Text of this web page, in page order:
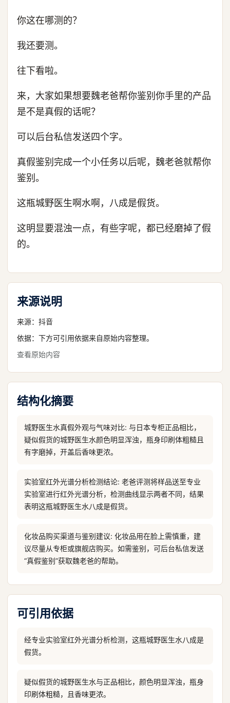
你这在哪测的？
我还要测。
往下看啦。
来，大家如果想要魏老爸帮你鉴别你手里的产品
是不是真假的话呢？
可以后台私信发送四个字。
真假鉴别完成一个小任务以后呢，魏老爸就帮你
鉴别。
这瓶城野医生啊水啊，八成是假货。
这明显要混浊一点，有些字呢，都已经磨掉了假
的。
来源说明
来源： 抖音
依据：下方可引用依据来自原始内容整理。
查看原始内容
结构化摘要
城野医生水真假外观与气味对比: 与日本专柜正品相比，
疑似假货的城野医生水颜色明显浑浊，瓶身印刷体粗糙且
有字磨掉，开盖后香味更浓。
实验室红外光谱分析检测结论: 老爸评测将样品送至专业
实验室进行红外光谱分析，检测曲线显示两者不同，结果
表明这瓶城野医生水八成是假货。
化妆品购买渠道与鉴别建议: 化妆品用在脸上需慎重，建
议尽量从专柜或旗舰店购买。如需鉴别，可后台私信发送
“真假鉴别”获取魏老爸的帮助。
可引用依据
经专业实验室红外光谱分析检测，这瓶城野医生水八成是
假货。
疑似假货的城野医生水与正品相比，颜色明显浑浊，瓶身
印刷体粗糙，且香味更浓。